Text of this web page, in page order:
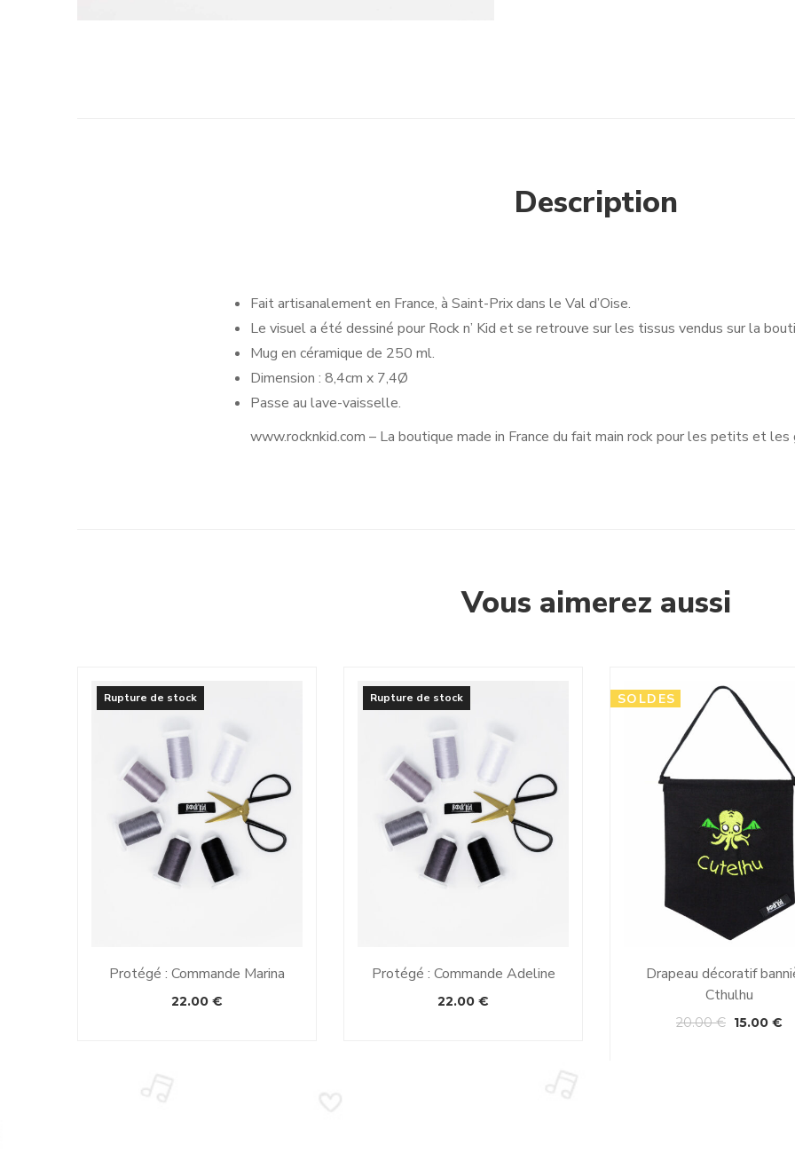
Description
Fait artisanalement en France, à Saint-Prix dans le Val d’Oise.
Le visuel a été dessiné pour Rock n’ Kid et se retrouve sur les tissus vendus sur la
Mug en céramique de 250 ml.
Dimension : 8,4cm x 7,4Ø
Passe au lave-vaisselle.
www.rocknkid.com – La boutique made in France du fait main rock pour les petits et les
Vous aimerez aussi
Rupture de stock
Protégé : Commande Marina
22.00 €
Rupture de stock
Protégé : Commande Adeline
22.00 €
SOLDES
Drapeau décoratif
Cthulhu
20.00€ 15.00 €